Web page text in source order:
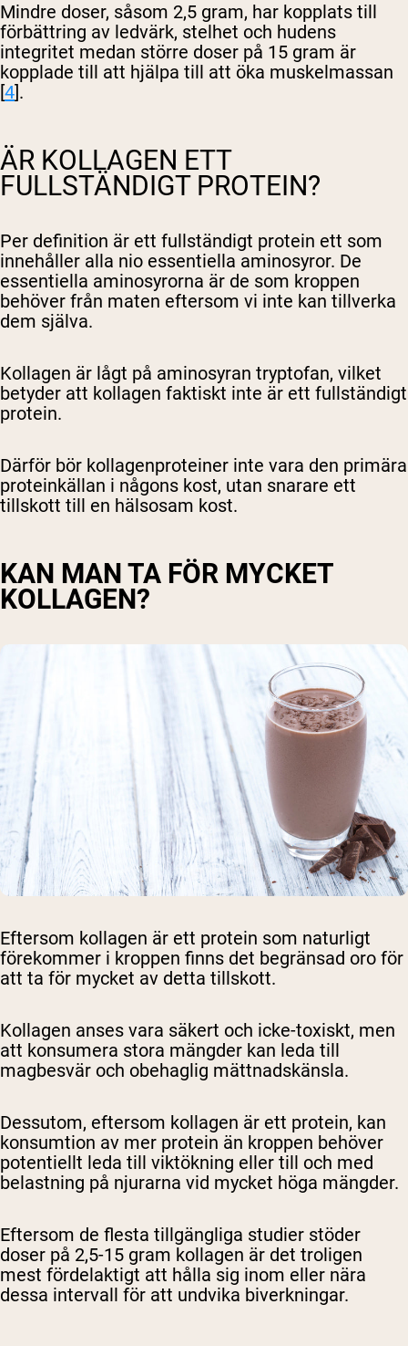
Mindre doser, såsom 2,5 gram, har kopplats till
förbättring av ledvärk, stelhet och hudens
integritet medan större doser på 15 gram är
kopplade till att hjälpa till att öka muskelmassan
[4].
ÄR KOLLAGEN ETT
FULLSTÄNDIGT PROTEIN?
Per definition är ett fullständigt protein ett som
innehåller alla nio essentiella aminosyror. De
essentiella aminosyrorna är de som kroppen
behöver från maten eftersom vi inte kan tillverka
dem själva.
Kollagen är lågt på aminosyran tryptofan, vilket
betyder att kollagen faktiskt inte är ett fullständigt
protein.
Därför bör kollagenproteiner inte vara den primära
proteinkällan i någons kost, utan snarare ett
tillskott till en hälsosam kost.
KAN MAN TA FÖR MYCKET
KOLLAGEN?
Eftersom kollagen är ett protein som naturligt
förekommer i kroppen finns det begränsad oro för
att ta för mycket av detta tillskott.
Kollagen anses vara säkert och icke-toxiskt, men
att konsumera stora mängder kan leda till
magbesvär och obehaglig mättnadskänsla.
Dessutom, eftersom kollagen är ett protein, kan
konsumtion av mer protein än kroppen behöver
potentiellt leda till viktökning eller till och med
belastning på njurarna vid mycket höga mängder.
Eftersom de flesta tillgängliga studier stöder
doser på 2,5-15 gram kollagen är det troligen
mest fördelaktigt att hålla sig inom eller nära
dessa intervall för att undvika biverkningar.